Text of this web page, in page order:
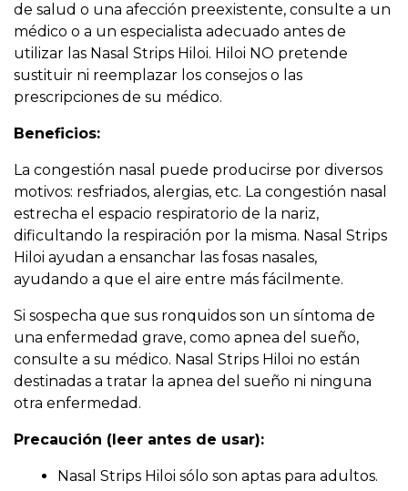
de salud o una afección preexistente, consulte a un
médico o a un especialista adecuado antes de
utilizar las Nasal Strips Hiloi. Hiloi NO pretende
sustituir ni reemplazar los consejos o las
prescripciones de su médico.
Beneficios:
La congestión nasal puede producirse por diversos
motivos: resfriados, alergias, etc. La congestión nasal
estrecha el espacio respiratorio de la nariz,
dificultando la respiración por la misma. Nasal Strips
Hiloi ayudan a ensanchar las fosas nasales,
ayudando a que el aire entre más fácilmente.
Si sospecha que sus ronquidos son un síntoma de
una enfermedad grave, como apnea del sueño,
consulte a su médico. Nasal Strips Hiloi no están
destinadas a tratar la apnea del sueño ni ninguna
otra enfermedad.
Precaución (leer antes de usar):
Nasal Strips Hiloi sólo son aptas para adultos.